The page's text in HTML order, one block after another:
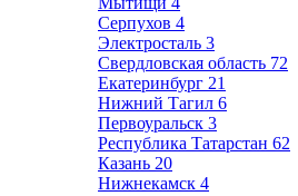
Серпухов 4
Электросталь 3
Свердловская область 72
Екатеринбург 21
Нижний Тагил 6
Первоуральск 3
Республика Татарстан 62
Казань 20
Нижнекамск 4